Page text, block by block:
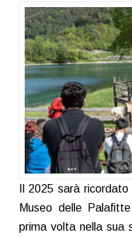
Il 2025 sarà
Museo delle
prima volta nella sua